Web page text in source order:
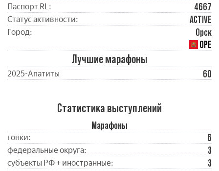
Паспорт RL: 4667
Статус активности: ACTIVE
Город:
Орск
ОРЕ
Лучшие марафоны
2025-Апатиты 60
Статистика выступлений
Марафоны
гонки: 6
федеральные округа: 3
субъекты РФ + иностранные:
3